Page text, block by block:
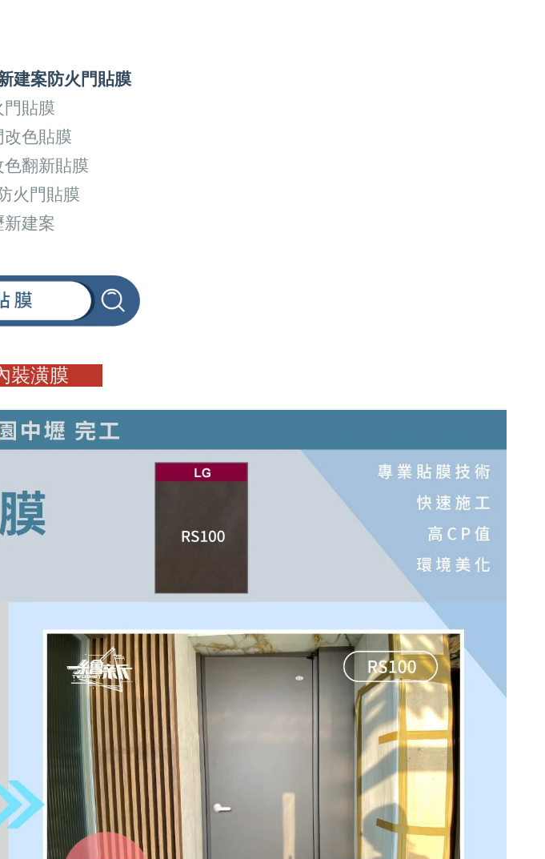
建案防火門貼膜
門貼膜
色貼膜
翻新貼膜
火門貼膜
新建案
裝潢膜